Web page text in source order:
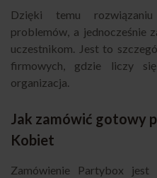
Dzięki temu rozwiązaniu
problemów, a jednocześnie
uczestnikom. Jest to
firmowych, gdzie liczy
organizacja.
Jak zamówić gotowy
Kobiet
Zamówienie Partybox